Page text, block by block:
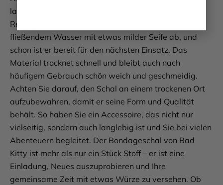
lange Freude an Ihrem Bondageschal haben, ist die
Reinigung kinderleicht. Spülen Sie ihn einfach unter
fließendem Wasser mit etwas milder Seife ab, und
schon ist er bereit für den nächsten Einsatz. Das
Material trocknet schnell und bleibt auch nach
häufigem Gebrauch schön weich und geschmeidig.
Achten Sie darauf, den Schal an einem trockenen Ort
aufzubewahren, damit er seine Form und Qualität
behält. So haben Sie ein Accessoire, das nicht nur
vielseitig, sondern auch langlebig ist und Sie bei vielen
Abenteuern begleitet. Der Bondageschal von Bad
Kitty ist mehr als nur ein Stück Stoff – er ist eine
Einladung, Neues auszuprobieren und Ihre
gemeinsame Zeit mit etwas Würze zu versehen. Ob